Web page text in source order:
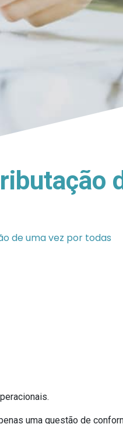
de uma vez por todas
uma questão de